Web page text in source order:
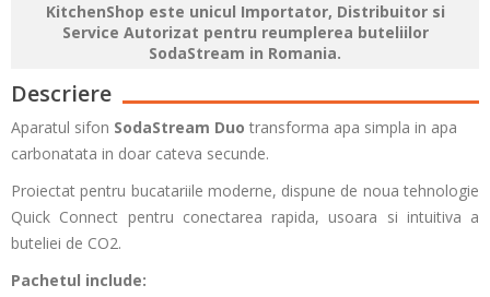
KitchenShop este unicul Importator, Distribuitor si
Service Autorizat pentru reumplerea buteliilor
SodaStream in Romania.
Descriere
Aparatul sifon SodaStream Duo transforma apa simpla in apa
carbonatata in doar cateva secunde.
Proiectat pentru bucatariile moderne, dispune de noua tehnologie
Quick Connect pentru conectarea rapida, usoara si intuitiva a
buteliei de CO2.
Pachetul include: